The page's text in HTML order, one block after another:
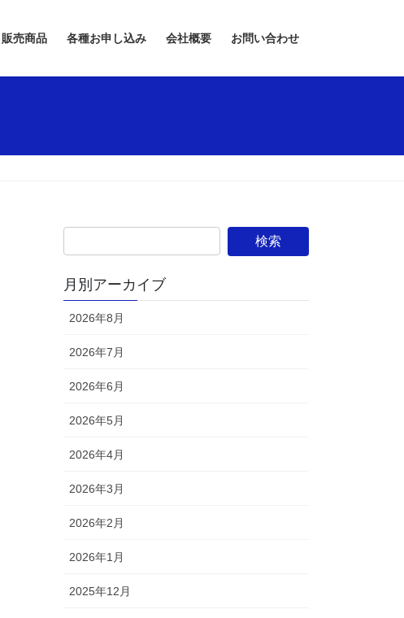
販売商品 各種お申し込み 会社概要 お問い合わせ
月別アーカイブ
2026年8月
2026年7月
2026年6月
2026年5月
2026年4月
2026年3月
2026年2月
2026年1月
2025年12月